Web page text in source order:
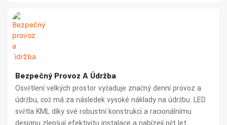
Bezpečný Provoz A Údržba
Osvětlení velkých prostor vyžaduje značný denní provoz a
údržbu, což má za následek vysoké náklady na údržbu. LED
světla KML díky své robustní konstrukci a racionálnímu